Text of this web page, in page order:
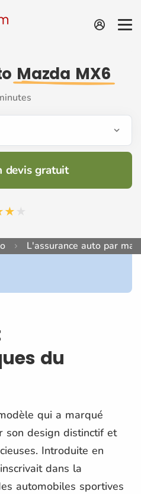
Mazda MX6
devis gratuit
L'assurance auto par
du
qui a marqué
son design distinctif et
Introduite en
dans la
automobiles sportives